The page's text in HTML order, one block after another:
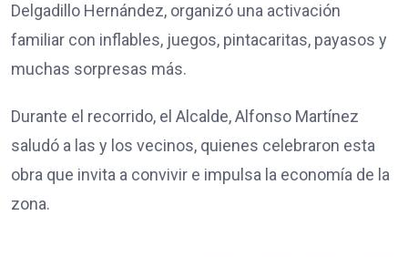
Delgadillo Hernández, organizó una activación
familiar con inflables, juegos, pintacaritas, payasos y
muchas sorpresas más.
Durante el recorrido, el Alcalde, Alfonso Martínez
saludó a las y los vecinos, quienes celebraron esta
obra que invita a convivir e impulsa la economía de la
zona.